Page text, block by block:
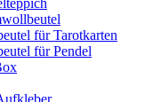
für Tarotkarten
für Pendel